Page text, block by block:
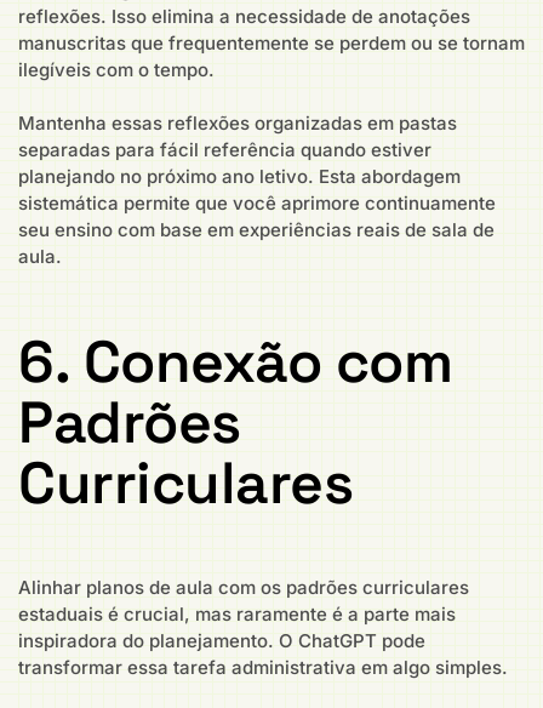
reflexões. Isso elimina a necessidade de anotações
manuscritas que frequentemente se perdem ou se tornam
ilegíveis com o tempo.
Mantenha essas reflexões organizadas em pastas
separadas para fácil referência quando estiver
planejando no próximo ano letivo. Esta abordagem
sistemática permite que você aprimore continuamente
seu ensino com base em experiências reais de sala de
aula.
6. Conexão com
Padrões
Curriculares
Alinhar planos de aula com os padrões curriculares
estaduais é crucial, mas raramente é a parte mais
inspiradora do planejamento. O ChatGPT pode
transformar essa tarefa administrativa em algo simples.